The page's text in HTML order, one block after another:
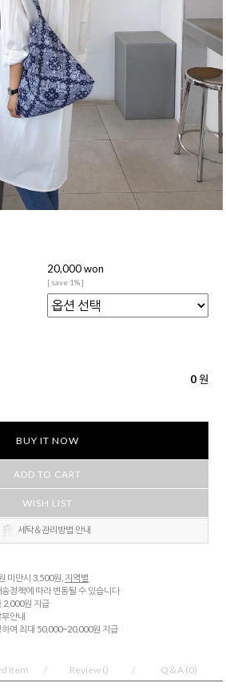
20,000 won
[ save 1% ]
0 원
BUY IT NOW
ADD TO CART
WISH LIST
세탁＆관리방법 안내
미만시 3,500원, 지역별
정책에 따라 변동될 수 있습니다
2,000원 지급
안내
하여 최대 50,000~20,000원 지급
Item Review () Q＆A (0)